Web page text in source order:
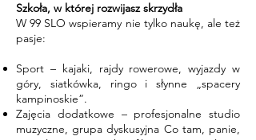
Szkoła, w której rozwijasz skrzydła
W 99 SLO wspieramy nie tylko naukę, ale też
pasje:
Sport – kajaki, rajdy rowerowe, wyjazdy w
góry, siatkówka, ringo i słynne „spacery
kampinoskie”.
Zajęcia dodatkowe – profesjonalne studio
muzyczne, grupa dyskusyjna Co tam, panie,